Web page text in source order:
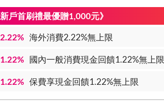
新戶首刷禮最優贈1,000元》
2.22% 海外消費2.22%無上限
1.22% 國內一般消費現金回饋1.22%無上限
1.22% 保費享現金回饋1.22%無上限